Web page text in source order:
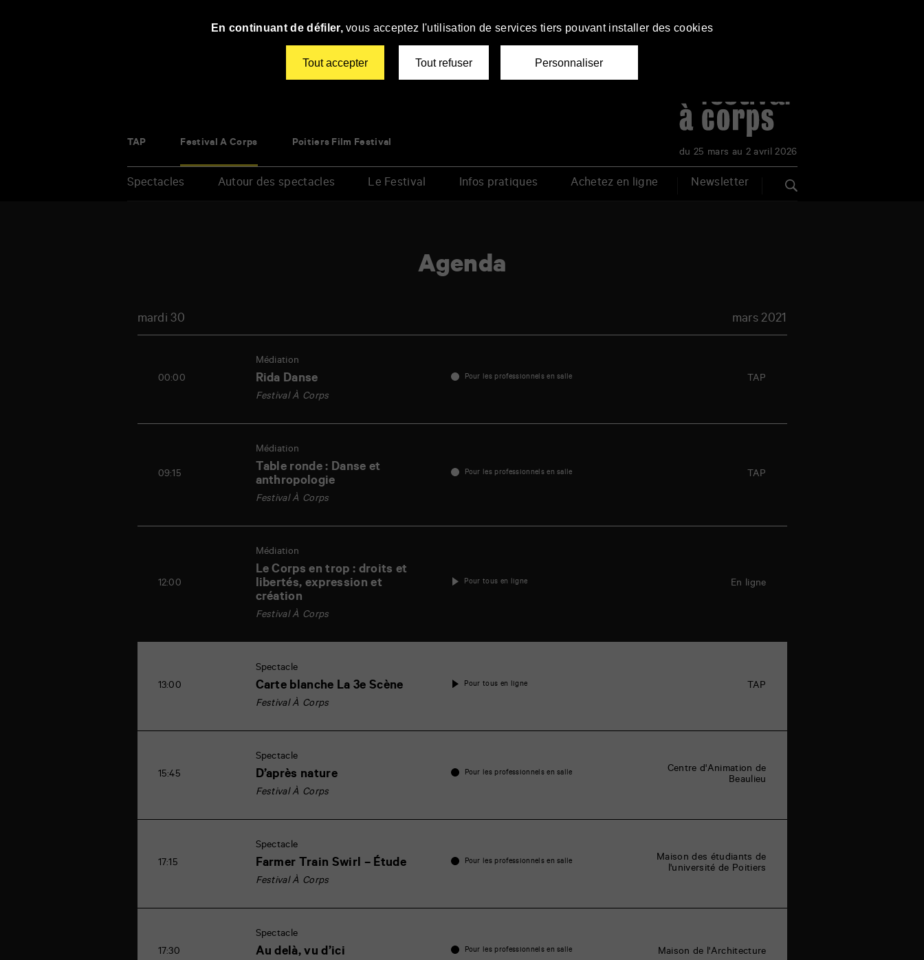
TAP Festival À Corps
Poitiers Film Festival
du 25 mars au 2 avril 2026
Spectacles Autour des spectacles Le Festival Infos pratiques Achetez en ligne Newsletter
Agenda
mardi 30 mars 2021
March
Horaires Evènement Statut Lieu
00:00
Médiation
Rida Danse
Festival À Corps
Pour les professionnels en salle TAP
09:15
Médiation
Table ronde : Danse et
anthropologie
Festival À Corps
Pour les professionnels en salle TAP
12:00
Médiation
Le Corps en trop : droits et
libertés, expression et
création
Festival À Corps
Pour tous en ligne En ligne
13:00
Spectacle
Carte blanche La 3e Scène
Festival À Corps
Pour tous en ligne TAP
15:45
Spectacle
D’après nature
Festival À Corps
Pour les professionnels en salle
Centre d'Animation de
Beaulieu
17:15
Spectacle
Farmer Train Swirl – Étude
Festival À Corps
Pour les professionnels en salle
Maison des étudiants de
l'université de Poitiers
17:30
Spectacle
Au delà, vu d’ici Pour les professionnels en salle Maison de l'Architecture
En continuant de défiler,vous acceptez l'utilisation de services tiers pouvant installer des cookies
Tout accepter Tout refuser Personnaliser